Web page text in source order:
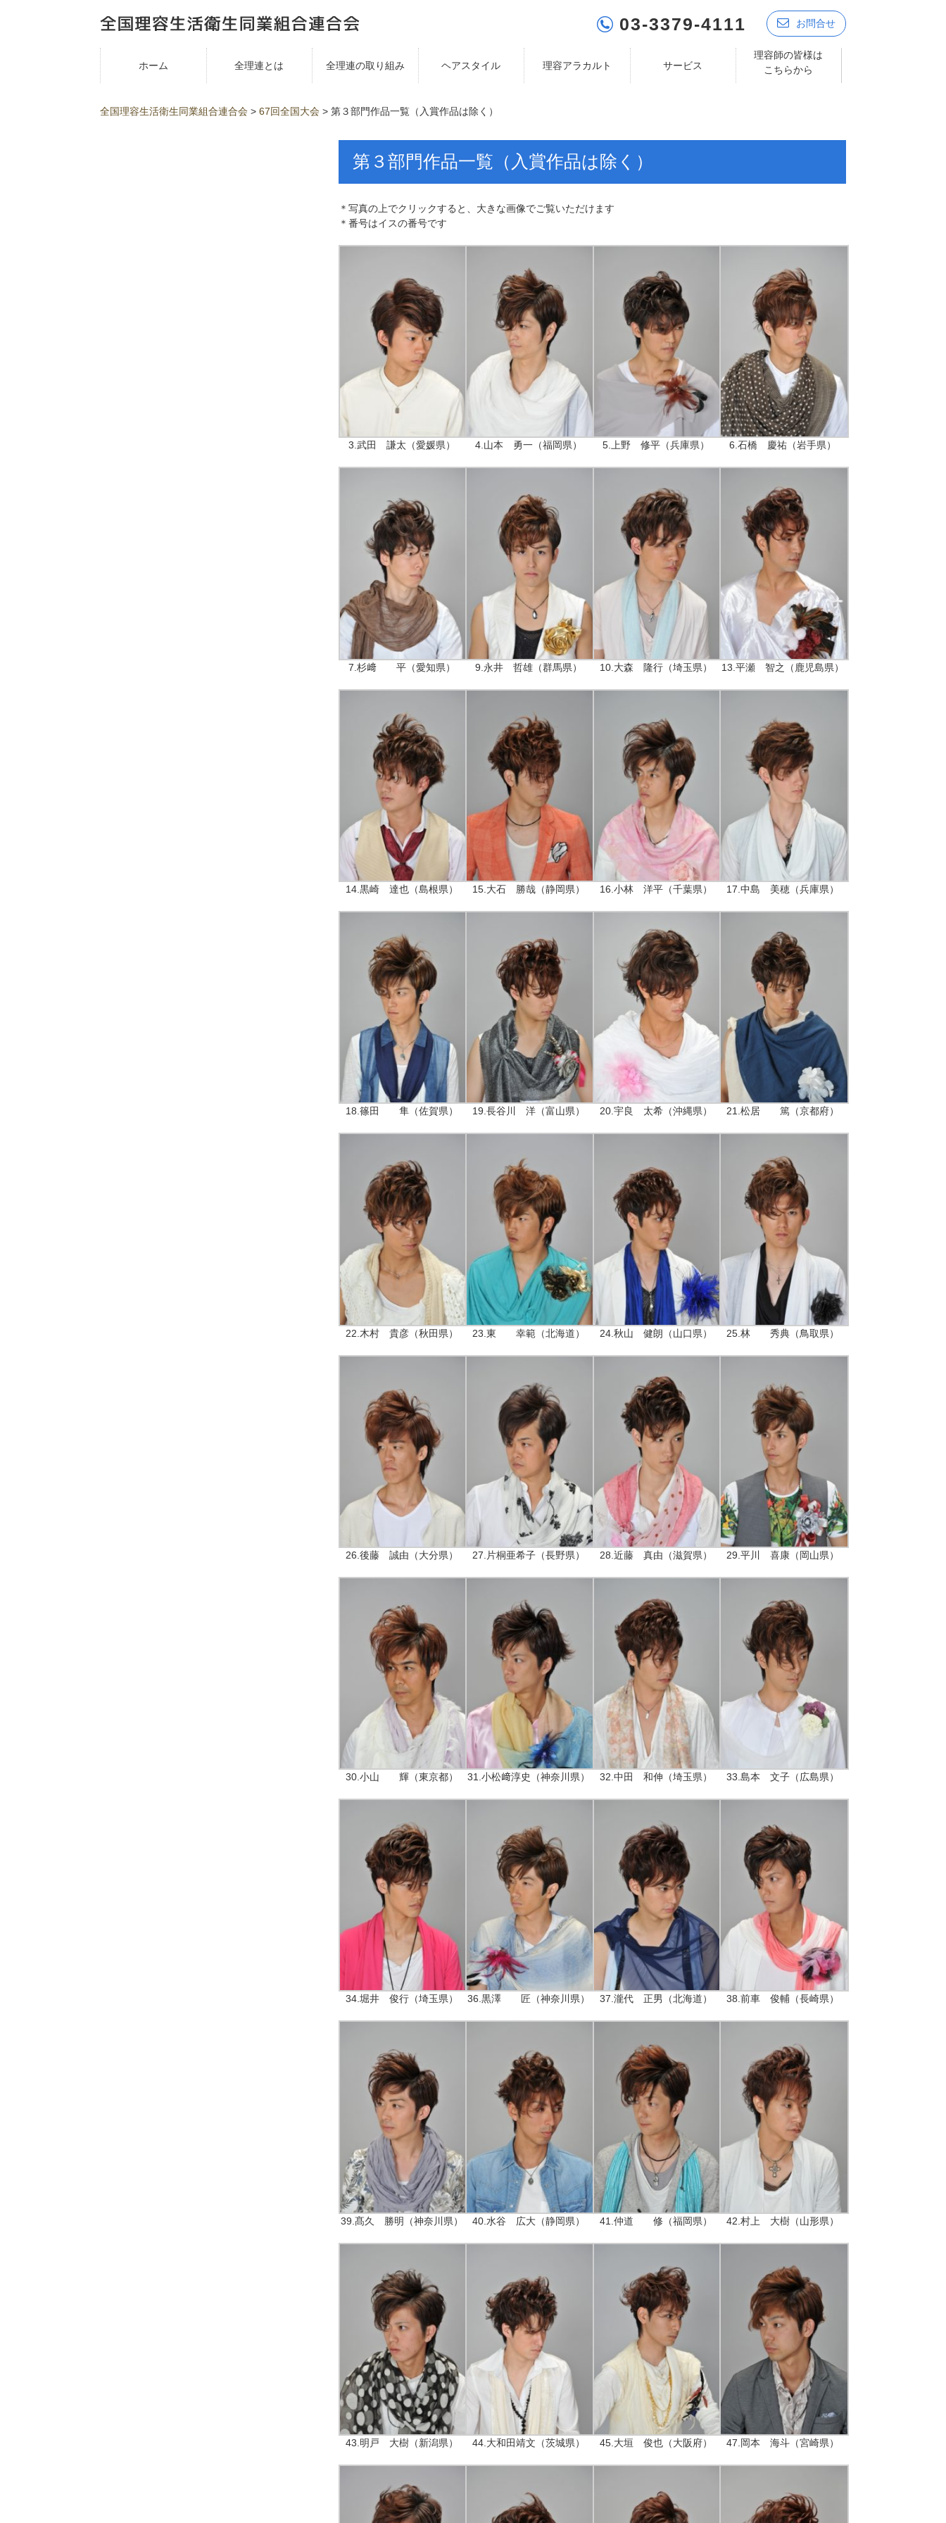
03-3379-4111 お問合せ
ホーム 全理連とは 全理連の取り組み ヘアスタイル 理容アラカルト サービス
理容師の皆様は
こちらから
全国理容生活衛生同業組合連合会 > 67回全国大会 > 第３部門作品一覧（入賞作品は除く）
第３部門作品一覧（入賞作品は除く）
＊写真の上でクリックすると、大きな画像でご覧いただけます
＊番号はイスの番号です
3.武田 謙太（愛媛県） 4.山本 勇一（福岡県） 5.上野 修平（兵庫県） 6.石橋 慶祐（岩手県）
7.杉﨑 平（愛知県） 9.永井 哲雄（群馬県） 10.大森 隆行（埼玉県） 13.平瀬 智之（鹿児島県）
14.黒崎 達也（島根県） 15.大石 勝哉（静岡県） 16.小林 洋平（千葉県） 17.中島 美穂（兵庫県）
18.篠田 隼（佐賀県） 19.長谷川 洋（富山県） 20.宇良 太希（沖縄県） 21.松居 篤（京都府）
22.木村 貴彦（秋田県） 23.東 幸範（北海道） 24.秋山 健朗（山口県） 25.林 秀典（鳥取県）
26.後藤 誠由（大分県） 27.片桐亜希子（長野県） 28.近藤 真由（滋賀県） 29.平川 喜康（岡山県）
30.小山 輝（東京都） 31.小松﨑淳史（神奈川県） 32.中田 和伸（埼玉県） 33.島本 文子（広島県）
34.堀井 俊行（埼玉県） 36.黒澤 匠（神奈川県） 37.瀧代 正男（北海道） 38.前車 俊輔（長崎県）
39.髙久 勝明（神奈川県） 40.水谷 広大（静岡県） 41.仲道 修（福岡県） 42.村上 大樹（山形県）
43.明戸 大樹（新潟県） 44.大和田靖文（茨城県） 45.大垣 俊也（大阪府） 47.岡本 海斗（宮崎県）